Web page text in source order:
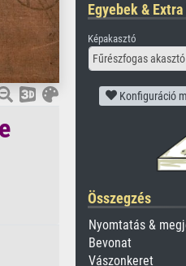
Egyebek &
Képakasztó
Fűrészfogas akasztó
Konfiguráció
Összegzés
Nyomtatás &
Bevonat
Vászonkeret